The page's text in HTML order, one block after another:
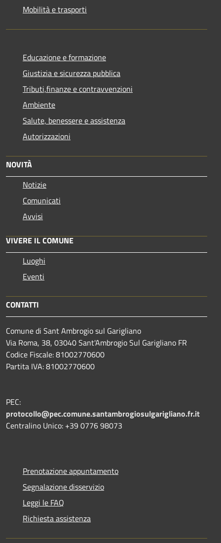
Mobilità e trasporti
Educazione e formazione
Giustizia e sicurezza pubblica
Tributi,finanze e contravvenzioni
Ambiente
Salute, benessere e assistenza
Autorizzazioni
NOVITÀ
Notizie
Comunicati
Avvisi
VIVERE IL COMUNE
Luoghi
Eventi
CONTATTI
Comune di Sant Ambrogio sul Garigliano
Via Roma, 38, 03040 Sant'Ambrogio Sul Garigliano FR
Codice Fiscale: 81002770600
Partita IVA: 81002770600
PEC:
protocollo@pec.comune.santambrogiosulgarigliano.fr.it
Centralino Unico: +39 0776 98073
Prenotazione appuntamento
Segnalazione disservizio
Leggi le FAQ
Richiesta assistenza